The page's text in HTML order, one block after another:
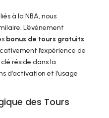
à la NBA, nous
L’événement
bonus de tours gratuits
l’expérience de
réside dans la
d’activation et l’usage
des Tours